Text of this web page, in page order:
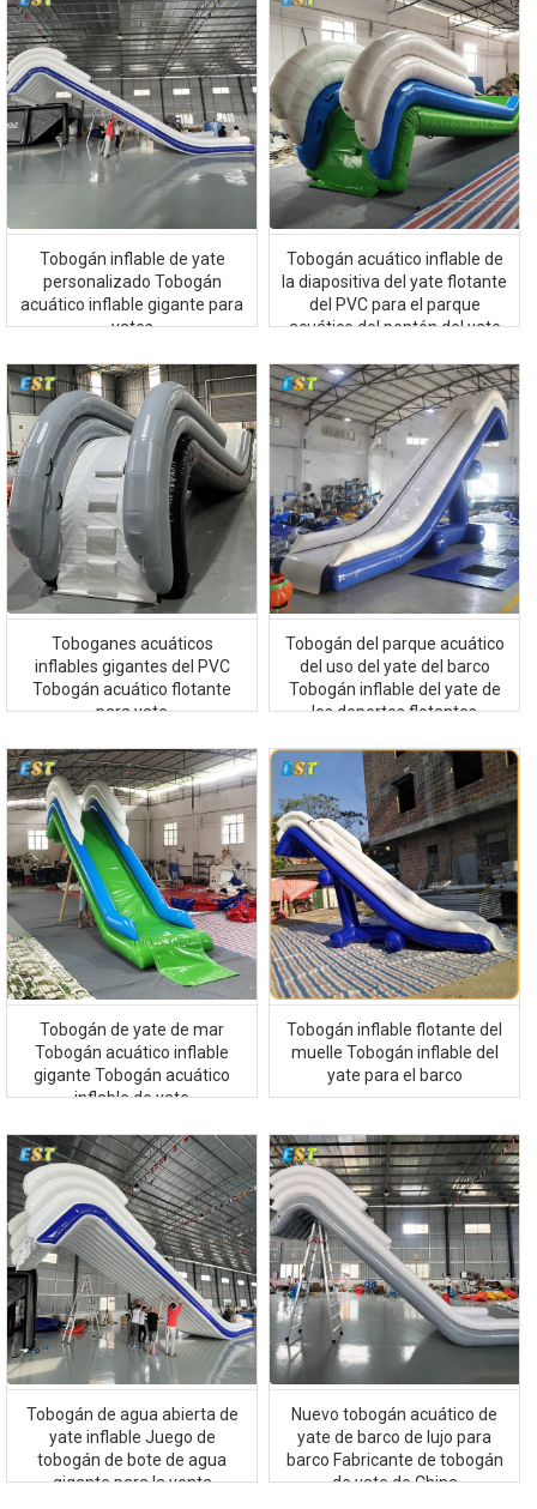
Tobogán inflable de yate
personalizado Tobogán
acuático inflable gigante para
yates
Tobogán acuático inflable de
la diapositiva del yate flotante
del PVC para el parque
acuático del pontón del yate
Toboganes acuáticos
inflables gigantes del PVC
Tobogán acuático flotante
para yate
Tobogán del parque acuático
del uso del yate del barco
Tobogán inflable del yate de
los deportes flotantes
Tobogán de yate de mar
Tobogán acuático inflable
gigante Tobogán acuático
inflable de yate
Tobogán inflable flotante del
muelle Tobogán inflable del
yate para el barco
Tobogán de agua abierta de
yate inflable Juego de
tobogán de bote de agua
gigante para la venta
Nuevo tobogán acuático de
yate de barco de lujo para
barco Fabricante de tobogán
de yate de China